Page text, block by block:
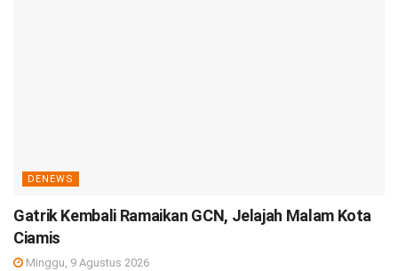
DENEWS
Gatrik Kembali Ramaikan GCN, Jelajah Malam Kota
Ciamis
Minggu, 9 Agustus 2026